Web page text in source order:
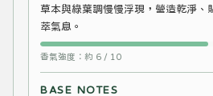
草本與綠葉調慢慢浮現，營造乾淨、
萃氣息。
香氣強度：約 6 / 10
BASE NOTES